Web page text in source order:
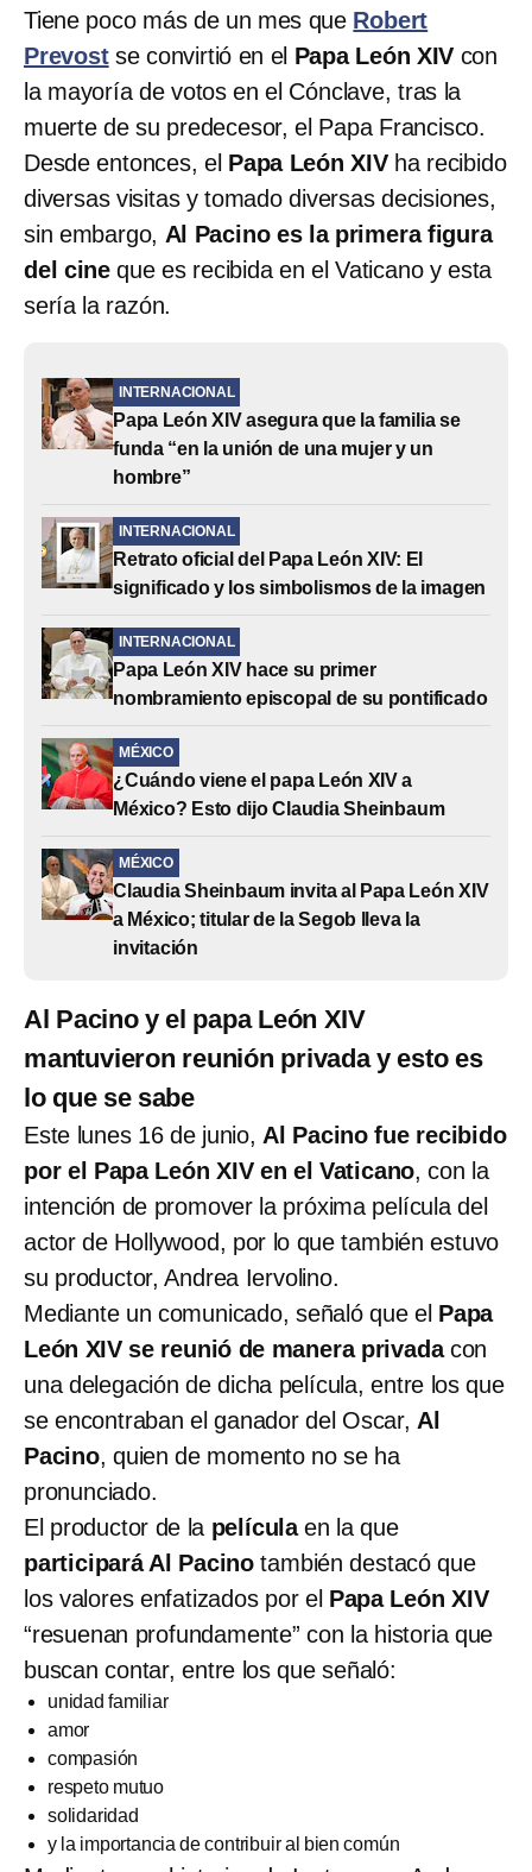
Tiene poco más de un mes que Robert
Prevostse convirtió en el Papa León XIV con
la mayoría de votos en el Cónclave, tras la
muerte de su predecesor, el Papa Francisco.
Desde entonces, el Papa León XIVha recibido
diversas visitas y tomado diversas decisiones,
sin embargo, Al Pacino es la primera figura
del cineque es recibida en el Vaticano y esta
sería la razón.
INTERNACIONAL
Papa León XIV asegura que la familia se
funda “en la unión de una mujer y un
hombre”
INTERNACIONAL
Retrato oficial del Papa León XIV: El
significado y los simbolismos de la imagen
INTERNACIONAL
Papa León XIV hace su primer
nombramiento episcopal de su pontificado
MÉXICO
¿Cuándo viene el papa León XIV a
México? Esto dijo Claudia Sheinbaum
MÉXICO
Claudia Sheinbaum invita al Papa León XIV
a México; titular de la Segob lleva la
invitación
Al Pacino y el papa León XIV
mantuvieron reunión privada y esto es
lo que se sabe
Este lunes 16 de junio, Al Pacino fue recibido
por el Papa León XIV en el Vaticano, con la
intención de promover la próxima película del
actor de Hollywood, por lo que también estuvo
su productor, Andrea Iervolino.
Mediante un comunicado, señaló que el Papa
León XIV se reunió de manera privadacon
una delegación de dicha película, entre los que
se encontraban el ganador del Oscar, Al
Pacino, quien de momento no se ha
pronunciado.
El productor de la películaen la que
participará Al Pacino también destacó que
los valores enfatizados por el Papa León XIV
“resuenan profundamente” con la historia que
buscan contar, entre los que señaló:
unidad familiar
amor
compasión
respeto mutuo
solidaridad
y la importancia de contribuir al bien común